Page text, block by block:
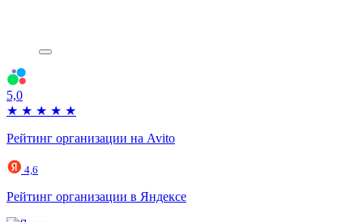
5,0
★ ★ ★ ★ ★
Рейтинг организации на Avito
4,6
Рейтинг организации в Яндексе